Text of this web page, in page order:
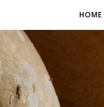
HOME